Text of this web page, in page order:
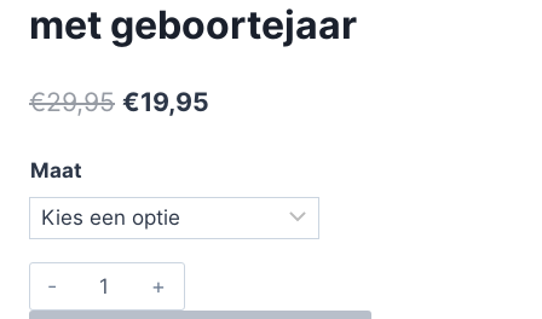
met geboortejaar
€29,95 €19,95
Maat